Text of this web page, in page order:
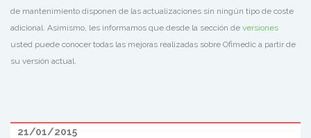
de mantenimiento disponen de las actualizaciones sin ningún tipo de coste
adicional. Asimismo, les informamos que desde la sección de versiones
usted puede conocer todas las mejoras realizadas sobre Ofimedic a partir de
su versión actual.
21/01/2015